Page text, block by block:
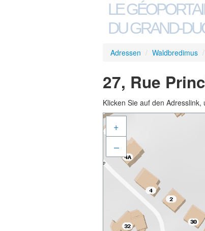
LE
DU GRAND-
Adressen / Waldbredimus /
27, Rue
Klicken Sie auf den
+
–